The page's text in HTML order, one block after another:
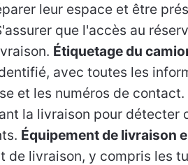
leur espace et être
que l'accès au
Étiquetage du
avec toutes les
et les numéros de contact.
la livraison pour détecter
Équipement de livraison
de livraison, y compris les